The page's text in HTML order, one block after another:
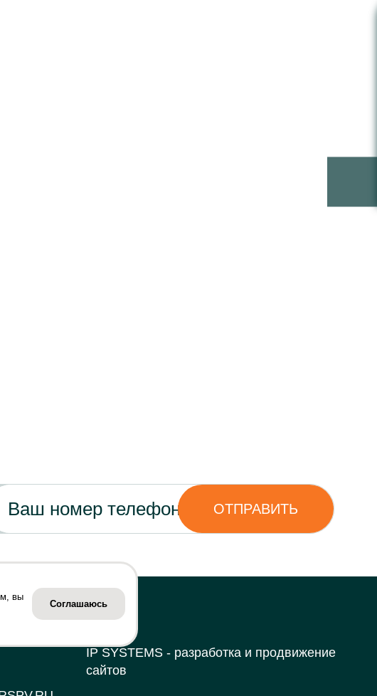
20-80
IP SYSTEMS- разработка и продвижение
сайтов
вы
Соглашаюсь